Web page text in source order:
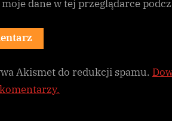
dane w tej przeglądarce
Akismet do redukcji spamu.